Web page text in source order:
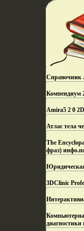
Справочник
Компендиум
Amira5 2 0
Атлас тела
The
фраз) инфо.
3DClinic
диагностики